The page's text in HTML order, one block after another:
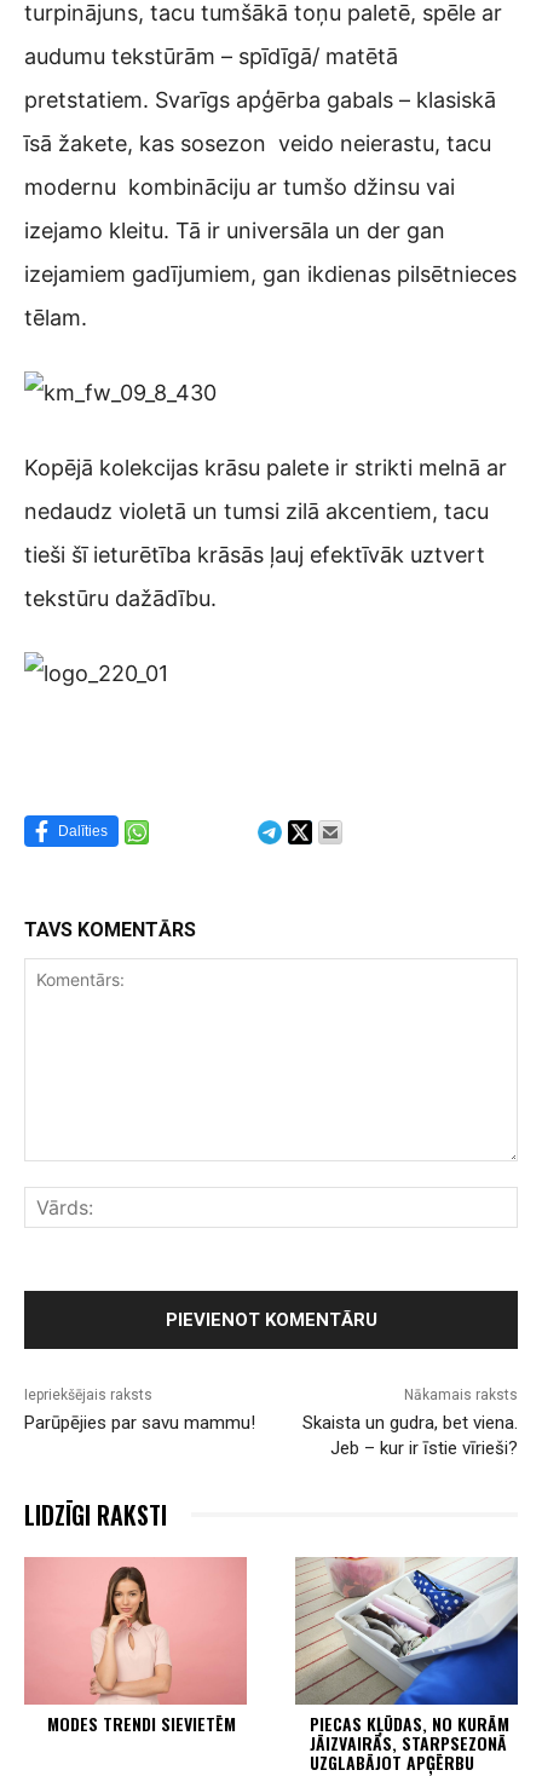
turpinājuns, tacu tumšākā toņu paletē, spēle ar
audumu tekstūrām – spīdīgā/ matētā
pretstatiem. Svarīgs apģērba gabals – klasiskā
īsā žakete, kas sosezon veido neierastu, tacu
modernu kombināciju ar tumšo džinsu vai
izejamo kleitu. Tā ir universāla un der gan
izejamiem gadījumiem, gan ikdienas pilsētnieces
tēlam.
Kopējā kolekcijas krāsu palete ir strikti melnā ar
nedaudz violetā un tumsi zilā akcentiem, tacu
tieši šī ieturētība krāsās ļauj efektīvāk uztvert
tekstūru dažādību.
Dalīties
TAVS KOMENTĀRS
Iepriekšējais raksts
Parūpējies par savu mammu!
Nākamais raksts
Skaista un gudra, bet viena.
Jeb – kur ir īstie vīrieši?
LIDZĪGI RAKSTI
MODES TRENDI SIEVIETĒM PIECAS KĻŪDAS, NO KURĀM
JĀIZVAIRĀS, STARPSEZONĀ
UZGLABĀJOT APĢĒRBU